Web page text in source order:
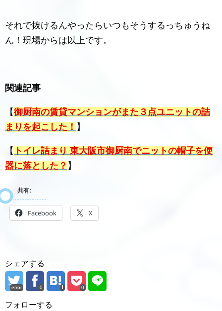
それで抜けるんやったらいつもそうするっちゅうね
ん！現場からは以上です。
関連記事
【御厨南の賃貸マンションがまた３点ユニットの詰
まりを起こした！ 】
【 トイレ詰まり 東大阪市御厨南でニットの帽子を便
器に落とした？ 】
共有:
Facebook X
シェアする
error 0 0
フォローする